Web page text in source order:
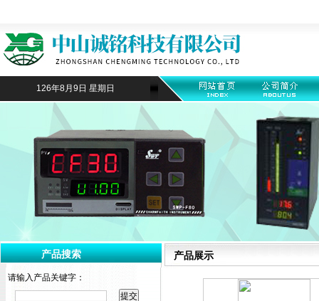
126年8月9日 星期日
产品搜索
请输入产品关键字：
产品展示